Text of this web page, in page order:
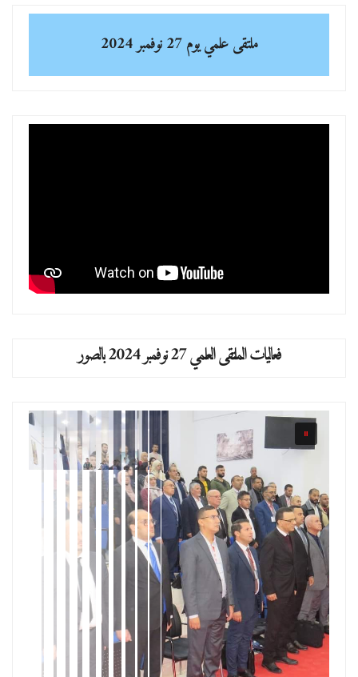
ملتقى علمييوم 27 نوفمبر 2024
فعاليات الملتقى العلمي 27 نوفمبر 2024 بالصور